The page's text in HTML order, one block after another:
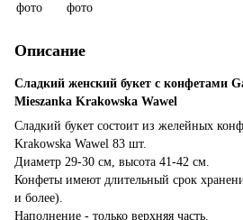
Описание
Сладкий женский букет с конфетами
Mieszanka Krakowska Wawel
Сладкий букет состоит из желейных
Krakowska Wawel 83 шт.
Диаметр 29-30 см, высота 41-42 см.
Конфеты имеют длительный срок
и более).
Наполнение - только верхняя часть.